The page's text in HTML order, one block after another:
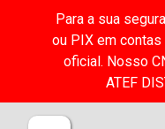
Para a sua
ou PIX em
oficial. Nosso
ATEF